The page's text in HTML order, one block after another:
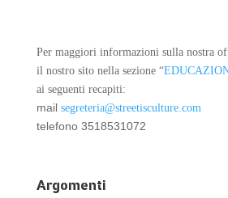
Per maggiori informazioni sulla nostra
il nostro sito nella sezione “
ai seguenti recapiti:
mail segreteria@streetisculture.com
telefono 3518531072
Argomenti